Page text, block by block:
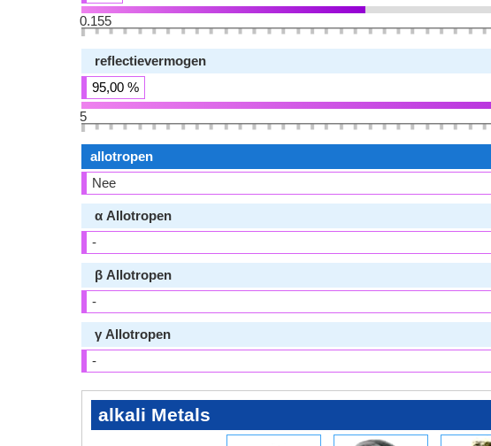
0.155
reflectievermogen
95,00 %
5
allotropen
Nee
α Allotropen
-
β Allotropen
-
γ Allotropen
-
alkali Metals